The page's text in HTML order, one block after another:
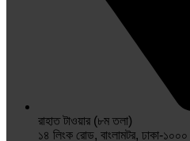
রাহাত টাওয়ার (৮ম তলা)
১৪ লিংক রোড, বাংলামটর, ঢাকা-১০০০